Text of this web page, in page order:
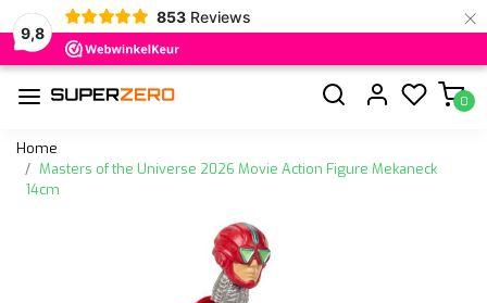
9,8
853 Reviews ×
0
Home
Masters of the Universe 2026 Movie Action Figure Mekaneck
14cm